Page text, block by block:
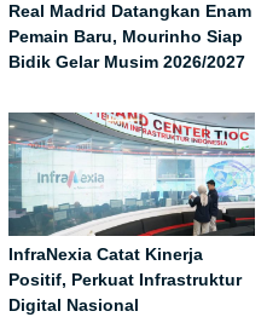
Real Madrid Datangkan Enam
Pemain Baru, Mourinho Siap
Bidik Gelar Musim 2026/2027
InfraNexia Catat Kinerja
Positif, Perkuat Infrastruktur
Digital Nasional